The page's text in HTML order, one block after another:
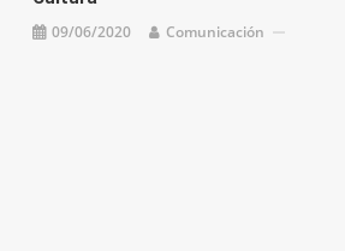
09/06/2020 Comunicación